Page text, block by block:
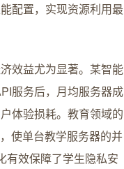
配置，实现资源利用最
效益尤为显著。某智能
服务后，月均服务器成
体验损耗。教育领域的
使单台教学服务器的并
有效保障了学生隐私安